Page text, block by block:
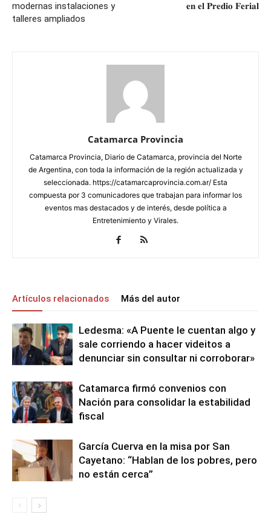
modernas instalaciones y
talleres ampliados
𝐞𝐧 𝐞𝐥 𝐏𝐫𝐞𝐝𝐢𝐨 𝐅𝐞𝐫𝐢𝐚𝐥
Catamarca Provincia
Catamarca Provincia, Diario de Catamarca, provincia del Norte
de Argentina, con toda la información de la región actualizada y
seleccionada. https://catamarcaprovincia.com.ar/ Esta
compuesta por 3 comunicadores que trabajan para informar los
eventos mas destacados y de interés, desde política a
Entretenimiento y Virales.
Artículos relacionados Más del autor
Ledesma: «A Puente le cuentan algo y
sale corriendo a hacer videitos a
denunciar sin consultar ni corroborar»
Catamarca firmó convenios con
Nación para consolidar la estabilidad
fiscal
García Cuerva en la misa por San
Cayetano: “Hablan de los pobres, pero
no están cerca”